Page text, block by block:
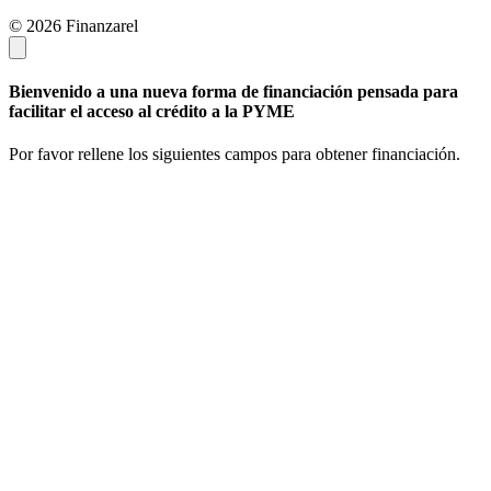
© 2026 Finanzarel
Bienvenido a una nueva forma de financiación pensada para
facilitar el acceso al crédito a la PYME
Por favor rellene los siguientes campos para obtener financiación.